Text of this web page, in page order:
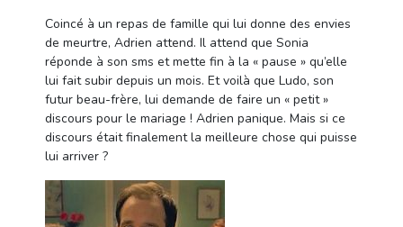
Coincé à un repas de famille qui lui donne des envies
de meurtre, Adrien attend. Il attend que Sonia
réponde à son sms et mette fin à la « pause » qu’elle
lui fait subir depuis un mois. Et voilà que Ludo, son
futur beau-frère, lui demande de faire un « petit »
discours pour le mariage ! Adrien panique. Mais si ce
discours était finalement la meilleure chose qui puisse
lui arriver ?